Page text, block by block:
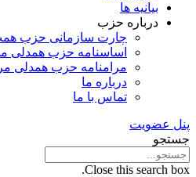
بیانیه ها
درباره حزب
چارت سازمانی حزب
اساسنامه حزب همدلی
مرامنامه حزب همدلی
درباره ما
تماس با ما
پنل عضویت
جستجو
Close this search box.